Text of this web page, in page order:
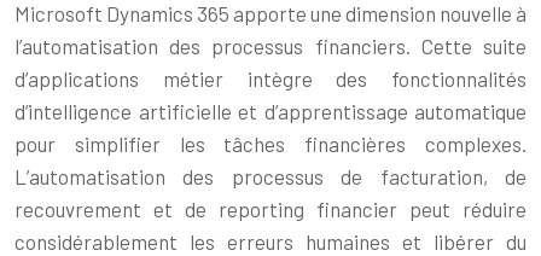
Microsoft Dynamics 365 apporte une dimension nouvelle à
l’automatisation des processus financiers. Cette suite
d’applications métier intègre des fonctionnalités
d’intelligence artificielle et d’apprentissage automatique
pour simplifier les tâches financières complexes.
L’automatisation des processus de facturation, de
recouvrement et de reporting financier peut réduire
considérablement les erreurs humaines et libérer du